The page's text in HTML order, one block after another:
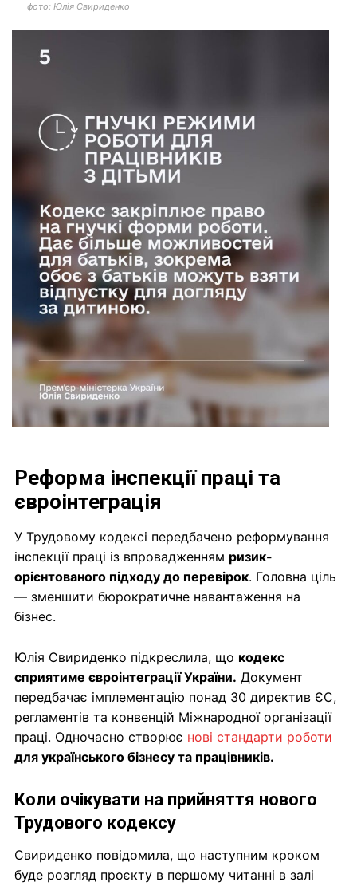
фото: Юлія Свириденко
Реформа інспекції праці та
євроінтеграція
У Трудовому кодексі передбачено реформування
інспекції праці із впровадженням ризик-
орієнтованого підходу до перевірок. Головна ціль
— зменшити бюрократичне навантаження на
бізнес.
Юлія Свириденко підкреслила, що кодекс
сприятиме євроінтеграції України. Документ
передбачає імплементацію понад 30 директив ЄС,
регламентів та конвенцій Міжнародної організації
праці. Одночасно створює нові стандарти роботи
для українського бізнесу та працівників.
Коли очікувати на прийняття нового
Трудового кодексу
Свириденко повідомила, що наступним кроком
буде розгляд проєкту в першому читанні в залі